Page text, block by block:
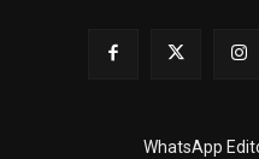
WhatsApp